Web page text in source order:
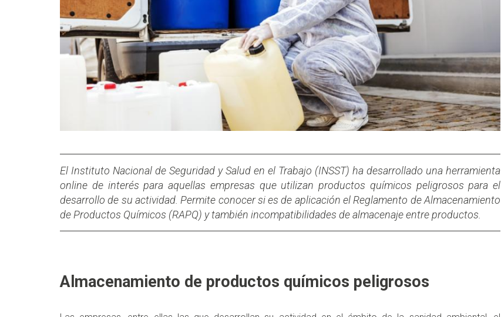
El Instituto Nacional de Seguridad y Salud en el Trabajo (INSST) ha desarrollado una herramienta
online de interés para aquellas empresas que utilizan productos químicos peligrosos para el
desarrollo de su actividad. Permite conocer si es de aplicación el Reglamento de Almacenamiento
de Productos Químicos (RAPQ) y también incompatibilidades de almacenaje entre productos.
Almacenamiento de productos químicos peligrosos